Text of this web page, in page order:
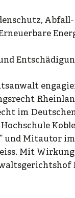
im
Mitautor
Mit Wirkung